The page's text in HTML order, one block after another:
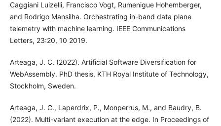
Caggiani Luizelli, Francisco Vogt, Rumenigue Hohemberger,
and Rodrigo Mansilha. Orchestrating in-band data plane
telemetry with machine learning. IEEE Communications
Letters, 23:20, 10 2019.
Arteaga, J. C. (2022). Artificial Software Diversification for
WebAssembly. PhD thesis, KTH Royal Institute of Technology,
Stockholm, Sweden.
Arteaga, J. C., Laperdrix, P., Monperrus, M., and Baudry, B.
(2022). Multi-variant execution at the edge. In Proceedings of